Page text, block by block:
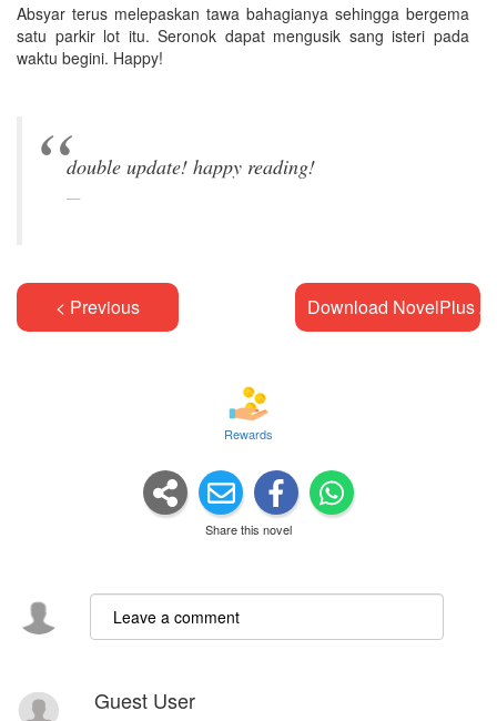
Absyar terus melepaskan tawa bahagianya sehingga bergema
satu parkir lot itu. Seronok dapat mengusik sang isteri pada
waktu begini. Happy!
< Previous Download NovelPlus
Rewards
Share this novel
Guest User